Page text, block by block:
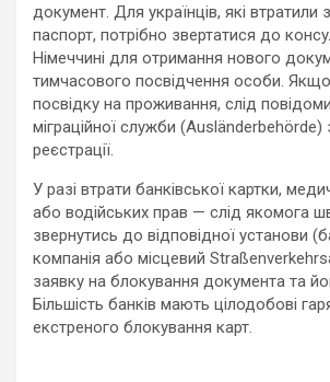
документ. Для українців, які втратили
паспорт, потрібно звертатися до
Німеччині для отримання нового
тимчасового посвідчення особи.
посвідку на проживання, слід
міграційної служби (Ausländerbehörde)
реєстрації.
У разі втрати банківської картки,
або водійських прав — слід якомога
звернутись до відповідної установи
компанія або місцевий
заявку на блокування документа та
Більшість банків мають цілодобові
екстреного блокування карт.